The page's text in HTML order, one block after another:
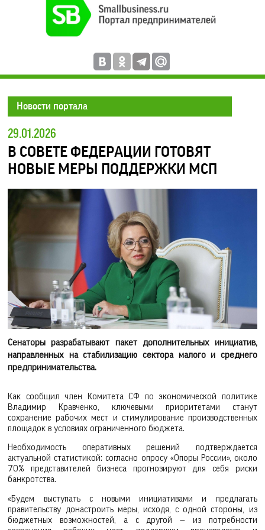
Новости портала
29.01.2026
В СОВЕТЕ ФЕДЕРАЦИИ ГОТОВЯТ
НОВЫЕ МЕРЫ ПОДДЕРЖКИ МСП
Сенаторы разрабатывают пакет дополнительных инициатив,
направленных на стабилизацию сектора малого и среднего
предпринимательства.
Как сообщил член Комитета СФ по экономической политике
Владимир Кравченко, ключевыми приоритетами станут
сохранение рабочих мест и стимулирование производственных
площадок в условиях ограниченного бюджета.
Необходимость оперативных решений подтверждается
актуальной статистикой: согласно опросу «Опоры России», около
70% представителей бизнеса прогнозируют для себя риски
банкротства.
«Будем выступать с новыми инициативами и предлагать
правительству донастроить меры, исходя, с одной стороны, из
бюджетных возможностей, а с другой — из потребности